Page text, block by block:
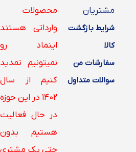
مشتریان
شرایط بازگشت
کالا
سفارشات من
سوالات متداول
محصولات
وارداتی هستند
اینماد رو
نمیتونیم تمدید
کنیم از سال
۱۴۰۲ در این حوزه
در حال فعالیت
هستیم بدون